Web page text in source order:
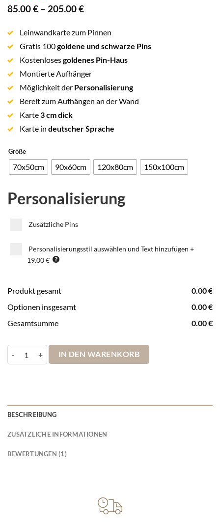
Bewertet
mit5.00
basierend
1
Kundenbewertung
85.00€ – 205.00€
Leinwandkarte zum Pinnen
Gratis 100goldene und schwarze Pins
Kostenlosesgoldenes Pin-Haus
Montierte Aufhänger
Möglichkeit der Personalisierung
Bereit zum Aufhängen an der Wand
Karte3 cm dick
Karte in deutscher Sprache
Größe
70x50cm 90x60cm 120x80cm 150x100cm
Personalisierung
Zusätzliche Pins
Personalisierungsstil auswählen und Text hinzufügen +
19.00 €
Produkt gesamt 0.00€
Optionen insgesamt
0.00€
Gesamtsumme
0.00€
Pinnwand Deutschlandkarte Leinwandbild Blau und Land in
IN DEN WARENKORB
BESCHREIBUNG
ZUSÄTZLICHE INFORMATIONEN
BEWERTUNGEN (1)